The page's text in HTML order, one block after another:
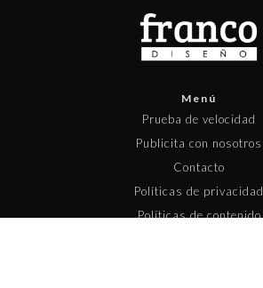
Menú
Prueba de velocidad
Publicita con nosotros
Contacto
Políticas de privacidad
Políticas de contenido